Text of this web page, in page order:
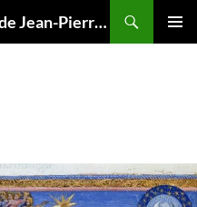
LUMINESCIENCES : le blog de Jean-Pierre LUMINET, astrophysicien